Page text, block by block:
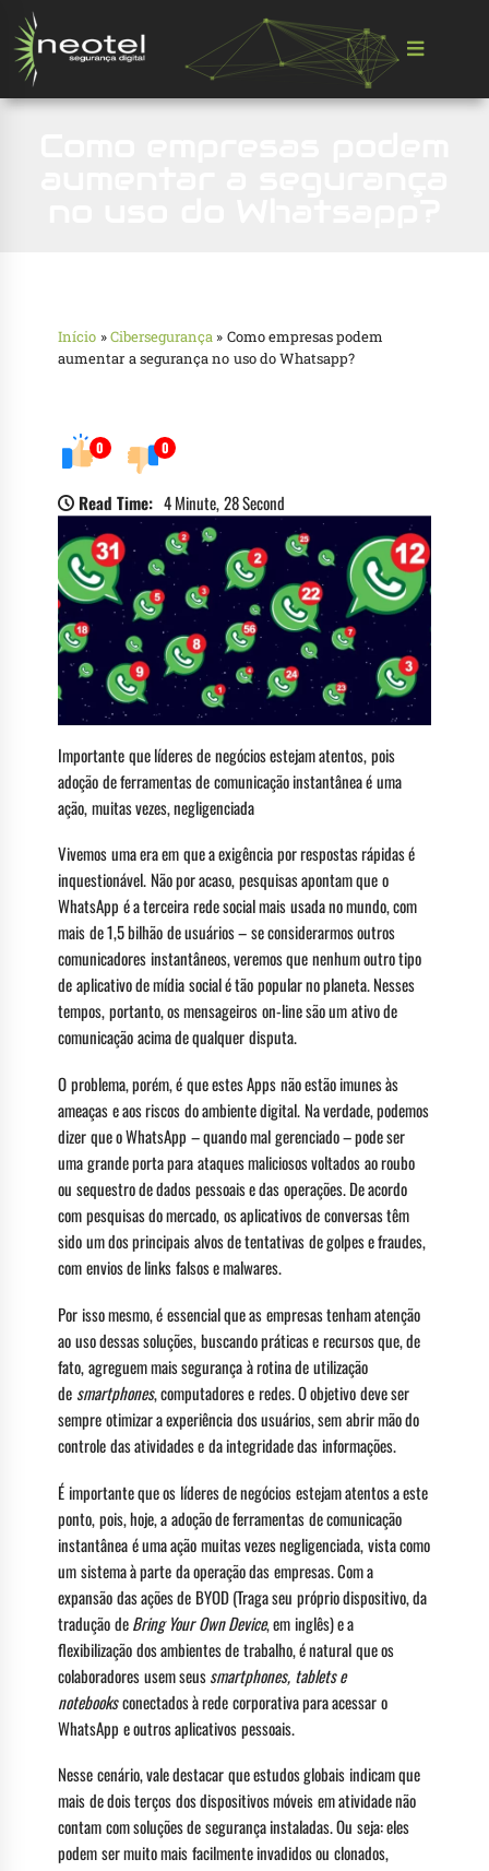
Início »Cibersegurança » Como empresas podem
aumentar a segurança no uso do Whatsapp?
0 0
Read Time: 4 Minute, 28 Second
Importante que líderes de negócios estejam atentos, pois
adoção de ferramentas de comunicação instantânea é uma
ação, muitas vezes, negligenciada
Vivemos uma era em que a exigência por respostas rápidas é
inquestionável. Não por acaso, pesquisas apontam que o
WhatsApp é a terceira rede social mais usada no mundo, com
mais de 1,5 bilhão de usuários – se considerarmos outros
comunicadores instantâneos, veremos que nenhum outro tipo
de aplicativo de mídia social é tão popular no planeta. Nesses
tempos, portanto, os mensageiros on-line são um ativo de
comunicação acima de qualquer disputa.
O problema, porém, é que estes Apps não estão imunes às
ameaças e aos riscos do ambiente digital. Na verdade, podemos
dizer que o WhatsApp – quando mal gerenciado – pode ser
uma grande porta para ataques maliciosos voltados ao roubo
ou sequestro de dados pessoais e das operações. De acordo
com pesquisas do mercado, os aplicativos de conversas têm
sido um dos principais alvos de tentativas de golpes e fraudes,
com envios de links falsos e malwares.
Por isso mesmo, é essencial que as empresas tenham atenção
ao uso dessas soluções, buscando práticas e recursos que, de
fato, agreguem mais segurança à rotina de utilização
de smartphones, computadores e redes. O objetivo deve ser
sempre otimizar a experiência dos usuários, sem abrir mão do
controle das atividades e da integridade das informações.
É importante que os líderes de negócios estejam atentos a este
ponto, pois, hoje, a adoção de ferramentas de comunicação
instantânea é uma ação muitas vezes negligenciada, vista como
um sistema à parte da operação das empresas. Com a
expansão das ações de BYOD (Traga seu próprio dispositivo, da
tradução deBring Your Own Device, em inglês) e a
flexibilização dos ambientes de trabalho, é natural que os
colaboradores usem seussmartphones, tablets e
notebooksconectados à rede corporativa para acessar o
WhatsApp e outros aplicativos pessoais.
Nesse cenário, vale destacar que estudos globais indicam que
mais de dois terços dos dispositivos móveis em atividade não
contam com soluções de segurança instaladas. Ou seja: eles
podem ser muito mais facilmente invadidos ou clonados,